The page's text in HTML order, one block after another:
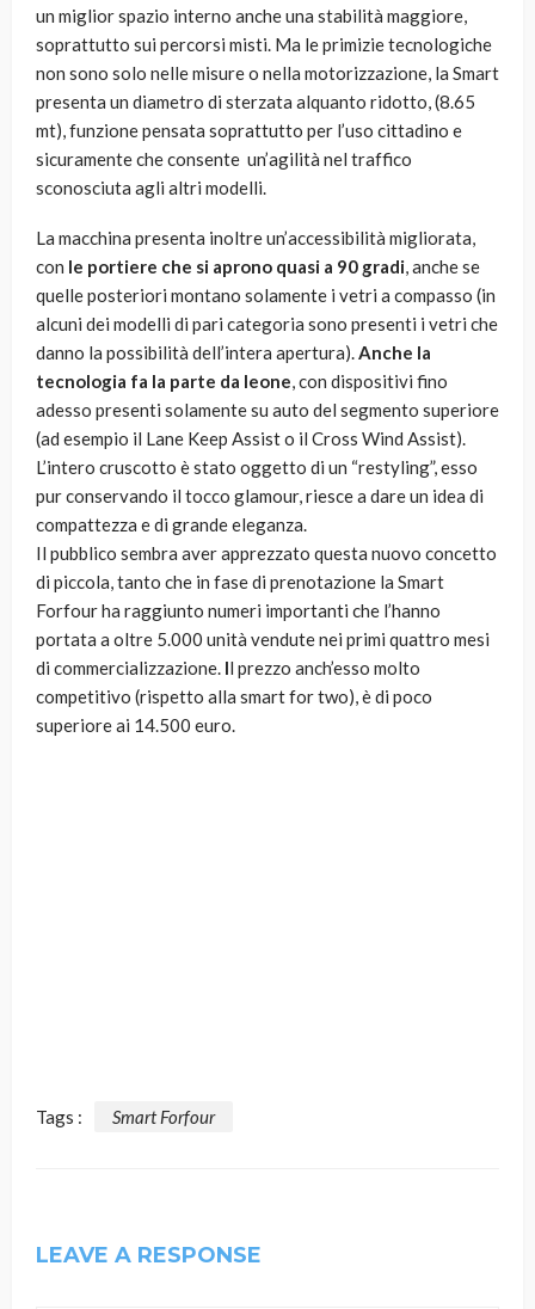
un miglior spazio interno anche una stabilità maggiore,
soprattutto sui percorsi misti. Ma le primizie tecnologiche
non sono solo nelle misure o nella motorizzazione, la Smart
presenta un diametro di sterzata alquanto ridotto, (8.65
mt), funzione pensata soprattutto per l’uso cittadino e
sicuramente che consente un’agilità nel traffico
sconosciuta agli altri modelli.
La macchina presenta inoltre un’accessibilità migliorata,
con le portiere che si aprono quasi a 90 gradi, anche se
quelle posteriori montano solamente i vetri a compasso (in
alcuni dei modelli di pari categoria sono presenti i vetri che
danno la possibilità dell’intera apertura).Anche la
tecnologia fa la parte da leone, con dispositivi fino
adesso presenti solamente su auto del segmento superiore
(ad esempio il Lane Keep Assist o il Cross Wind Assist).
L’intero cruscotto è stato oggetto di un “restyling”, esso
pur conservando il tocco glamour, riesce a dare un idea di
compattezza e di grande eleganza.
Il pubblico sembra aver apprezzato questa nuovo concetto
di piccola, tanto che in fase di prenotazione la Smart
Forfour ha raggiunto numeri importanti che l’hanno
portata a oltre 5.000 unità vendute nei primi quattro mesi
di commercializzazione. Il prezzo anch’esso molto
competitivo (rispetto alla smart for two), è di poco
superiore ai 14.500 euro.
Tags : Smart Forfour
LEAVE A RESPONSE